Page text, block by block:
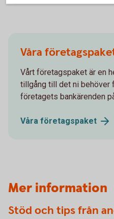
Våra
Vårt företagspaket är en
tillgång till det ni behöver
företagets bankärenden
Våra företagspaket
Mer information
Stöd och tips från